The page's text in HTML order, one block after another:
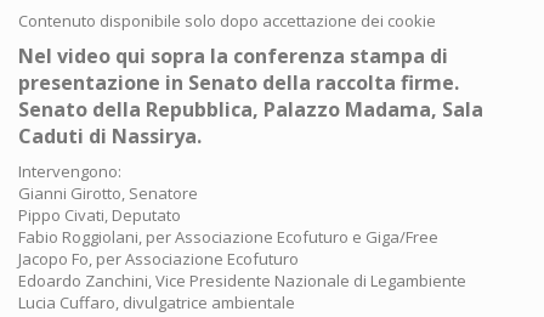
Contenuto disponibile solo dopo accettazione dei cookie
Nel video qui sopra la conferenza stampa di
presentazione in Senato della raccolta firme.
Senato della Repubblica, Palazzo Madama, Sala
Caduti di Nassirya.
Intervengono:
Gianni Girotto, Senatore
Pippo Civati, Deputato
Fabio Roggiolani, per Associazione Ecofuturo e Giga/Free
Jacopo Fo, per Associazione Ecofuturo
Edoardo Zanchini, Vice Presidente Nazionale di Legambiente
Lucia Cuffaro, divulgatrice ambientale